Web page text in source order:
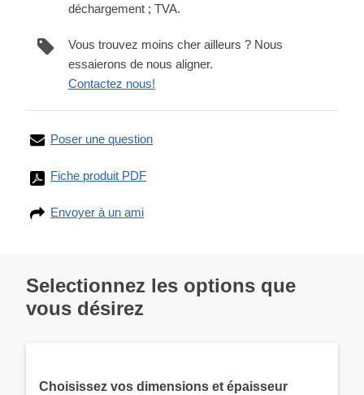
déchargement ; TVA.
Vous trouvez moins cher ailleurs ? Nous
essaierons de nous aligner.
Contactez nous!
Poser une question
Fiche produit PDF
Envoyer à un ami
Selectionnez les options que
vous désirez
Choisissez vos dimensions et épaisseur